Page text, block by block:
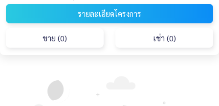
รายละเอียดโครงการ
ขาย (0) เช่า (0)